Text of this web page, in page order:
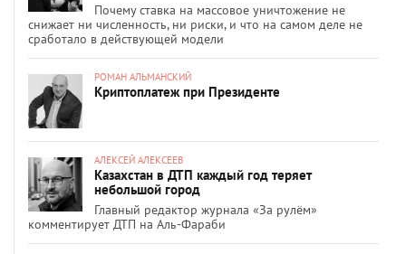
Почему ставка на массовое уничтожение не
снижает ни численность, ни риски, и что на самом деле не
сработало в действующей модели
РОМАН АЛЬМАНСКИЙ
Криптоплатеж при Президенте
АЛЕКСЕЙ АЛЕКСЕЕВ
Казахстан в ДТП каждый год теряет
небольшой город
Главный редактор журнала «За рулём»
комментирует ДТП на Аль-Фараби